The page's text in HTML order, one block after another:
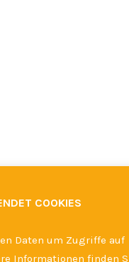
COOKIES
Daten um Zugriffe auf
Informationen finden